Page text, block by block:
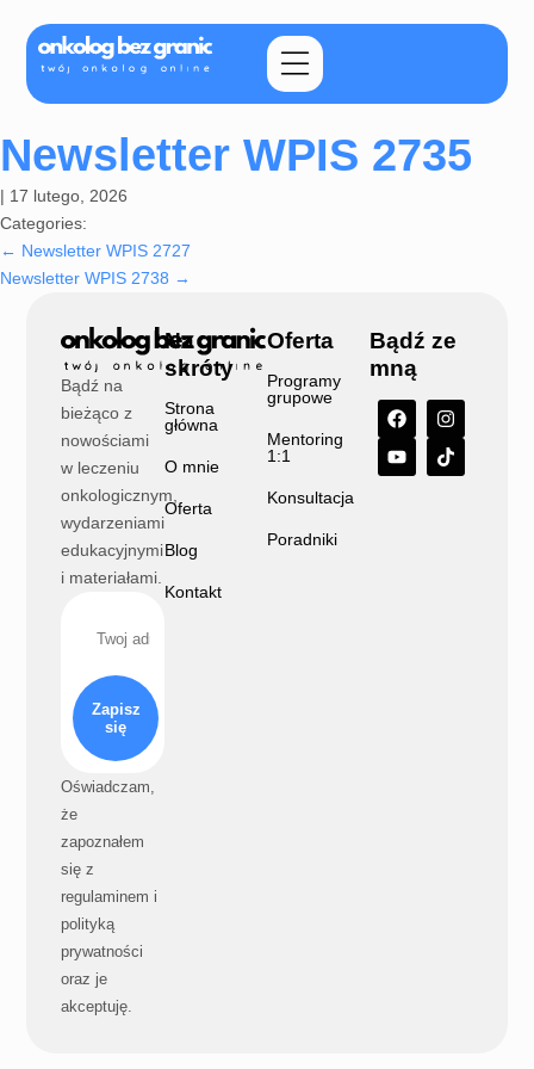
Newsletter WPIS 2735
| 17 lutego, 2026
Categories:
← Newsletter WPIS 2727
Newsletter WPIS 2738 →
Bądź na
bieżąco z
nowościami
w leczeniu
onkologicznym,
wydarzeniami
edukacyjnymi
i materiałami.
Zapisz
się
Oświadczam,
że
zapoznałem
się z
regulaminem i
polityką
prywatności
oraz je
akceptuję.
Na
skróty
Strona
główna
O mnie
Oferta
Blog
Kontakt
Oferta
Programy
grupowe
Mentoring
1:1
Konsultacja
Poradniki
Bądź ze
mną